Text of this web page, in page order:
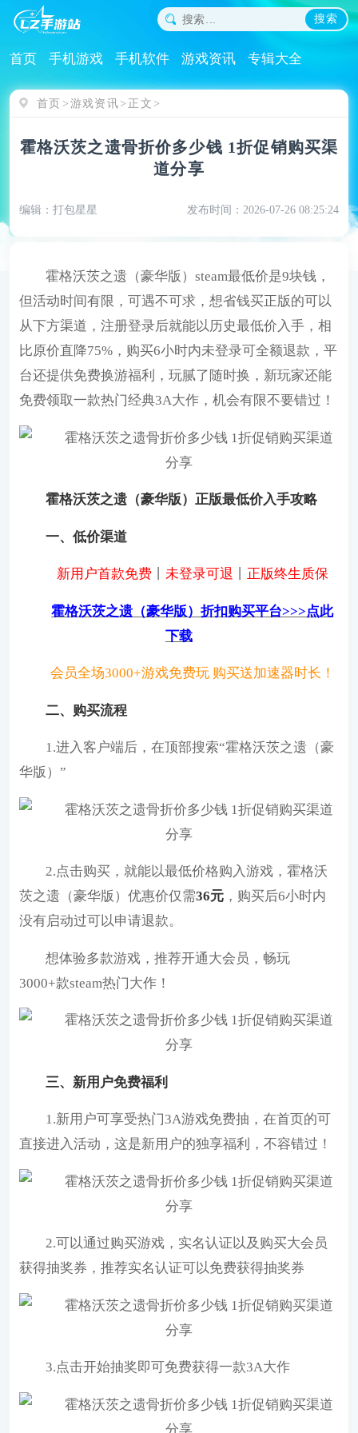
搜索
首页 手机游戏 手机软件 游戏资讯 专辑大全
首页 游戏资讯 正文
霍格沃茨之遗骨折价多少钱 1折促销购买渠
道分享
编辑：打包星星 发布时间：2026-07-26 08:25:24
霍格沃茨之遗（豪华版）steam最低价是9块钱，
但活动时间有限，可遇不可求，想省钱买正版的可以
从下方渠道，注册登录后就能以历史最低价入手，相
比原价直降75%，购买6小时内未登录可全额退款，平
台还提供免费换游福利，玩腻了随时换，新玩家还能
免费领取一款热门经典3A大作，机会有限不要错过！
霍格沃茨之遗（豪华版）正版最低价入手攻略
一、低价渠道
新用户首款免费丨 未登录可退 正版终生质保
霍格沃茨之遗（豪华版）折扣购买平台>>>点此
下载
会员全场3000+游戏免费玩 购买送加速器时长！
二、购买流程
1.进入客户端后，在顶部搜索“霍格沃茨之遗（豪
华版）”
2.点击购买，就能以最低价格购入游戏，霍格沃
茨之遗（豪华版）优惠价仅需36元，购买后6小时内
没有启动过可以申请退款。
想体验多款游戏，推荐开通大会员，畅玩
3000+款steam热门大作！
三、新用户免费福利
1.新用户可享受热门3A游戏免费抽，在首页的可
直接进入活动，这是新用户的独享福利，不容错过！
2.可以通过购买游戏，实名认证以及购买大会员
获得抽奖券，推荐实名认证可以免费获得抽奖券
3.点击开始抽奖即可免费获得一款3A大作